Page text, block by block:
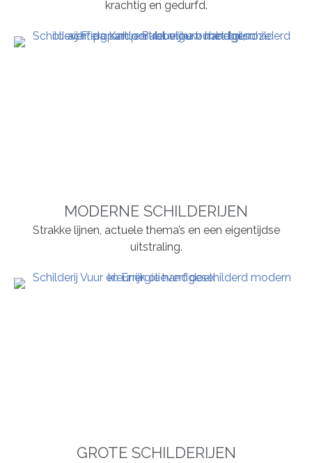
krachtig en gedurfd.
MODERNE SCHILDERIJEN
Strakke lijnen, actuele thema’s en een eigentijdse
uitstraling.
GROTE SCHILDERIJEN